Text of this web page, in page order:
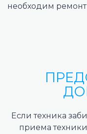
необходим
Если техника
приема